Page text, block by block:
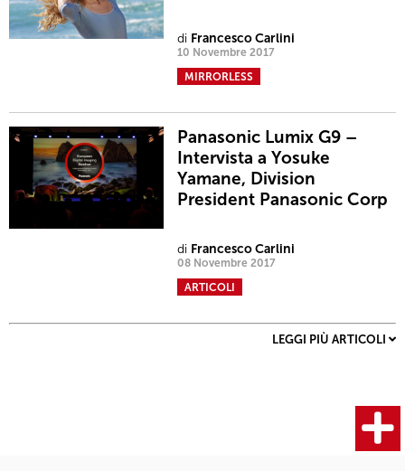
di Francesco Carlini
10 Novembre 2017
MIRRORLESS
Panasonic Lumix G9 –
Intervista a Yosuke
Yamane, Division
President Panasonic Corp
di Francesco Carlini
08 Novembre 2017
ARTICOLI
LEGGI PIÙ ARTICOLI